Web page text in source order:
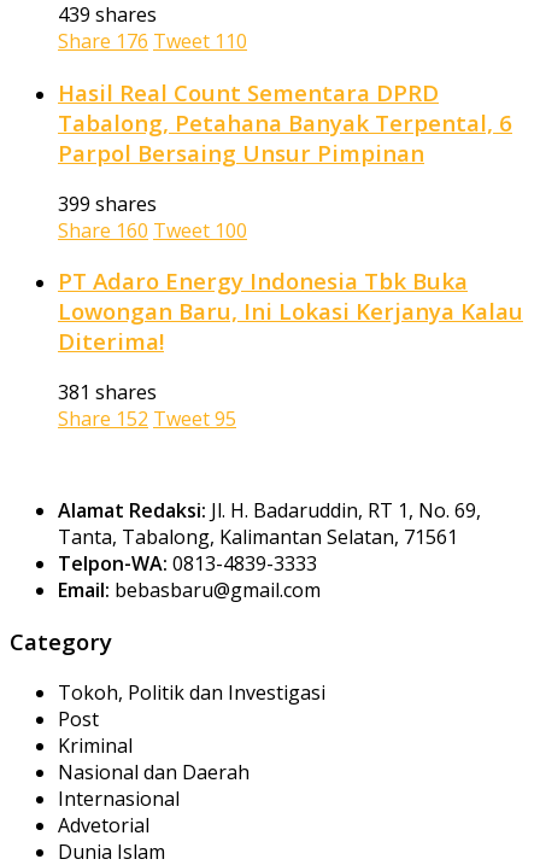
439 shares
Share 176 Tweet 110
Hasil Real Count Sementara DPRD
Tabalong, Petahana Banyak Terpental, 6
Parpol Bersaing Unsur Pimpinan
399 shares
Share 160 Tweet 100
PT Adaro Energy Indonesia Tbk Buka
Lowongan Baru, Ini Lokasi Kerjanya Kalau
Diterima!
381 shares
Share 152 Tweet95
Alamat Redaksi: Jl. H. Badaruddin, RT 1, No. 69,
Tanta, Tabalong, Kalimantan Selatan, 71561
Telpon-WA: 0813-4839-3333
Email: bebasbaru@gmail.com
Category
Tokoh, Politik dan Investigasi
Post
Kriminal
Nasional dan Daerah
Internasional
Advetorial
Dunia Islam